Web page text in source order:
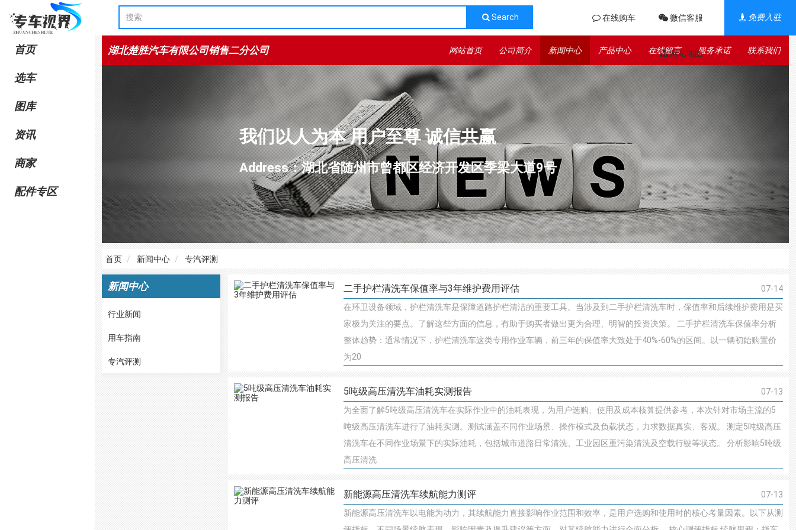
Search 在线购车 微信客服
网站地图
免费入驻
首页
选车
图库
资讯
商家
配件专区
湖北楚胜汽车有限公司销售二分公司 网站首页 公司简介 新闻中心 产品中心 在线留言 服务承诺 联系我们
我们以人为本 用户至尊 诚信共赢
Address：湖北省随州市曾都区经济开发区季梁大道9号
首页 新闻中心 专汽评测
新闻中心
行业新闻
用车指南
专汽评测
二手护栏清洗车保值率与3年维护费用评估
07-14
在环卫设备领域，护栏清洗车是保障道路护栏清洁的重要工具。当涉及到二手护栏清洗车时，保值率和后续维护费用是买
家极为关注的要点。了解这些方面的信息，有助于购买者做出更为合理、明智的投资决策。 二手护栏清洗车保值率分析
整体趋势：通常情况下，护栏清洗车这类专用作业车辆，前三年的保值率大致处于40%-60%的区间。以一辆初始购置价
为20
5吨级高压清洗车油耗实测报告
07-13
为全面了解5吨级高压清洗车在实际作业中的油耗表现，为用户选购、使用及成本核算提供参考，本次针对市场主流的5
吨级高压清洗车进行了油耗实测。测试涵盖不同作业场景、操作模式及负载状态，力求数据真实、客观。 测定5吨级高压
清洗车在不同作业场景下的实际油耗，包括城市道路日常清洗、工业园区重污染清洗及空载行驶等状态。 分析影响5吨级
高压清洗
新能源高压清洗车续航能力测评
07-13
新能源高压清洗车以电能为动力，其续航能力直接影响作业范围和效率，是用户选购和使用时的核心考量因素。以下从测